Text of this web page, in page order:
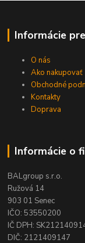
Informácie
O nás
Ako nakupovať
Obchodné
Kontakty
Doprava
Informácie o
BALgroup s.r.o.
Ružová 14
903 01 Senec
IČO: 53550200
IČ DPH:
DIČ: 2121409147